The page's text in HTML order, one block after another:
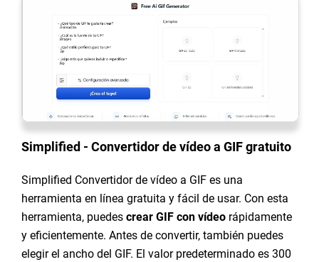
Simplified - Convertidor de vídeo a GIF gratuito
Simplified Convertidor de vídeo a GIF es una
herramienta en línea gratuita y fácil de usar. Con esta
herramienta, puedes crear GIF con vídeo rápidamente
y eficientemente. Antes de convertir, también puedes
elegir el ancho del GIF. El valor predeterminado es 300